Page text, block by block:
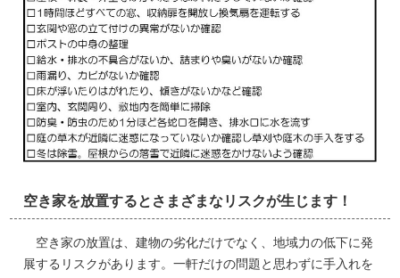
空き家を放置するとさまざまなリスクが生じます！
空き家の放置は、建物の劣化だけでなく、地域力の低下に発
展するリスクがあります。一軒だけの問題と思わずに手入れを